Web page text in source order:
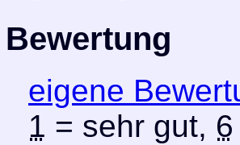
Bewertung
eigene
1 = sehr gut, 6